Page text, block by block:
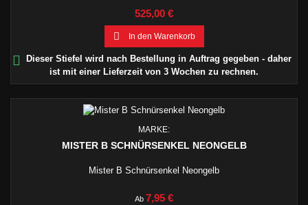
Preis
525,00 €
 In den Warenkorb

Dieser Stiefel wird nach Bestellung in Auftrag gegeben - daher
ist mit einer Lieferzeit von 3 Wochen zu rechnen.
MARKE:
MISTER B SCHNÜRSENKEL NEONGELB
Mister B Schnürsenkel Neongelb
Ab Preis
7,95 €